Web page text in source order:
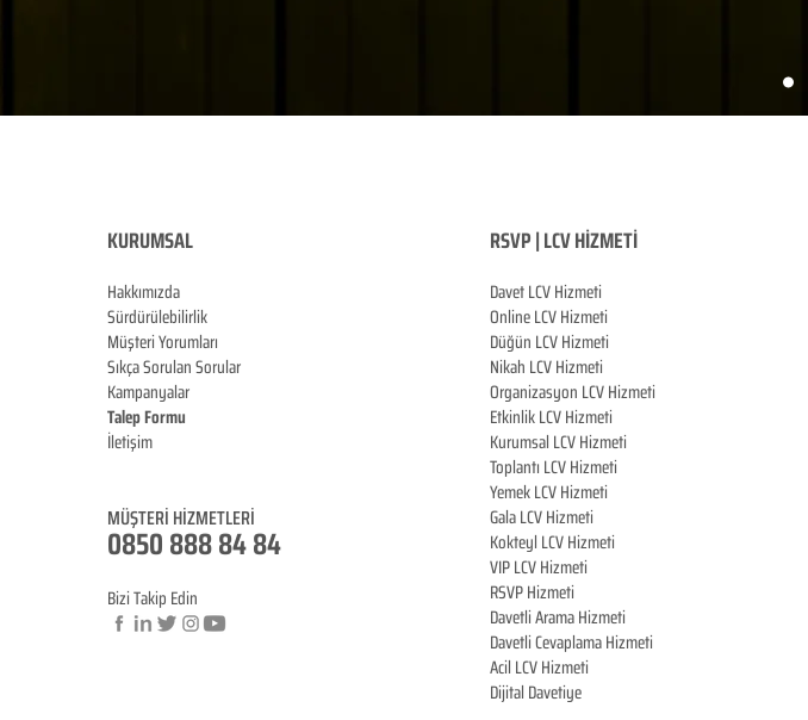
KURUMSAL
Hakkımızda
Sürdürülebilirlik
Müşteri Yorumları
Sıkça Sorulan Sorular
Kampanyalar
Talep Formu
İletişim
MÜŞTERİ HİZMETLERİ
0850 888 84 84
Bizi Takip Edin
RSVP | LCV HİZMETİ
Davet LCV Hizmeti
Online LCV Hizmeti
Düğün LCV Hizmeti
Nikah LCV Hizmeti
Organizasyon LCV Hizmeti
Etkinlik LCV Hizmeti
Kurumsal LCV Hizmeti
Toplantı LCV Hizmeti
Yemek LCV Hizmeti
Gala LCV Hizmeti
Kokteyl LCV Hizmeti
VIP LCV Hizmeti
RSVP Hizmeti
Davetli Arama Hizmeti
Davetli Cevaplama Hizmeti
Acil LCV Hizmeti
Dijital Davetiye